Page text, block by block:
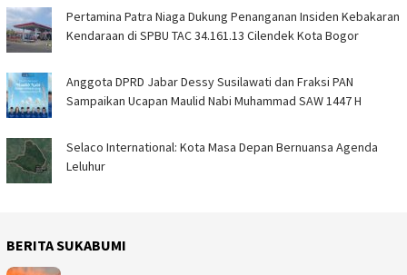
Pertamina Patra Niaga Dukung Penanganan Insiden Kebakaran
Kendaraan di SPBU TAC 34.161.13 Cilendek Kota Bogor
Anggota DPRD Jabar Dessy Susilawati dan Fraksi PAN
Sampaikan Ucapan Maulid Nabi Muhammad SAW 1447 H
Selaco International: Kota Masa Depan Bernuansa Agenda
Leluhur
BERITA SUKABUMI